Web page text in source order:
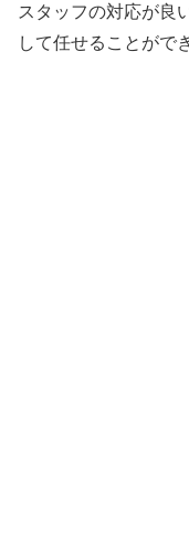
スタッフの対応が良
して任せることがで